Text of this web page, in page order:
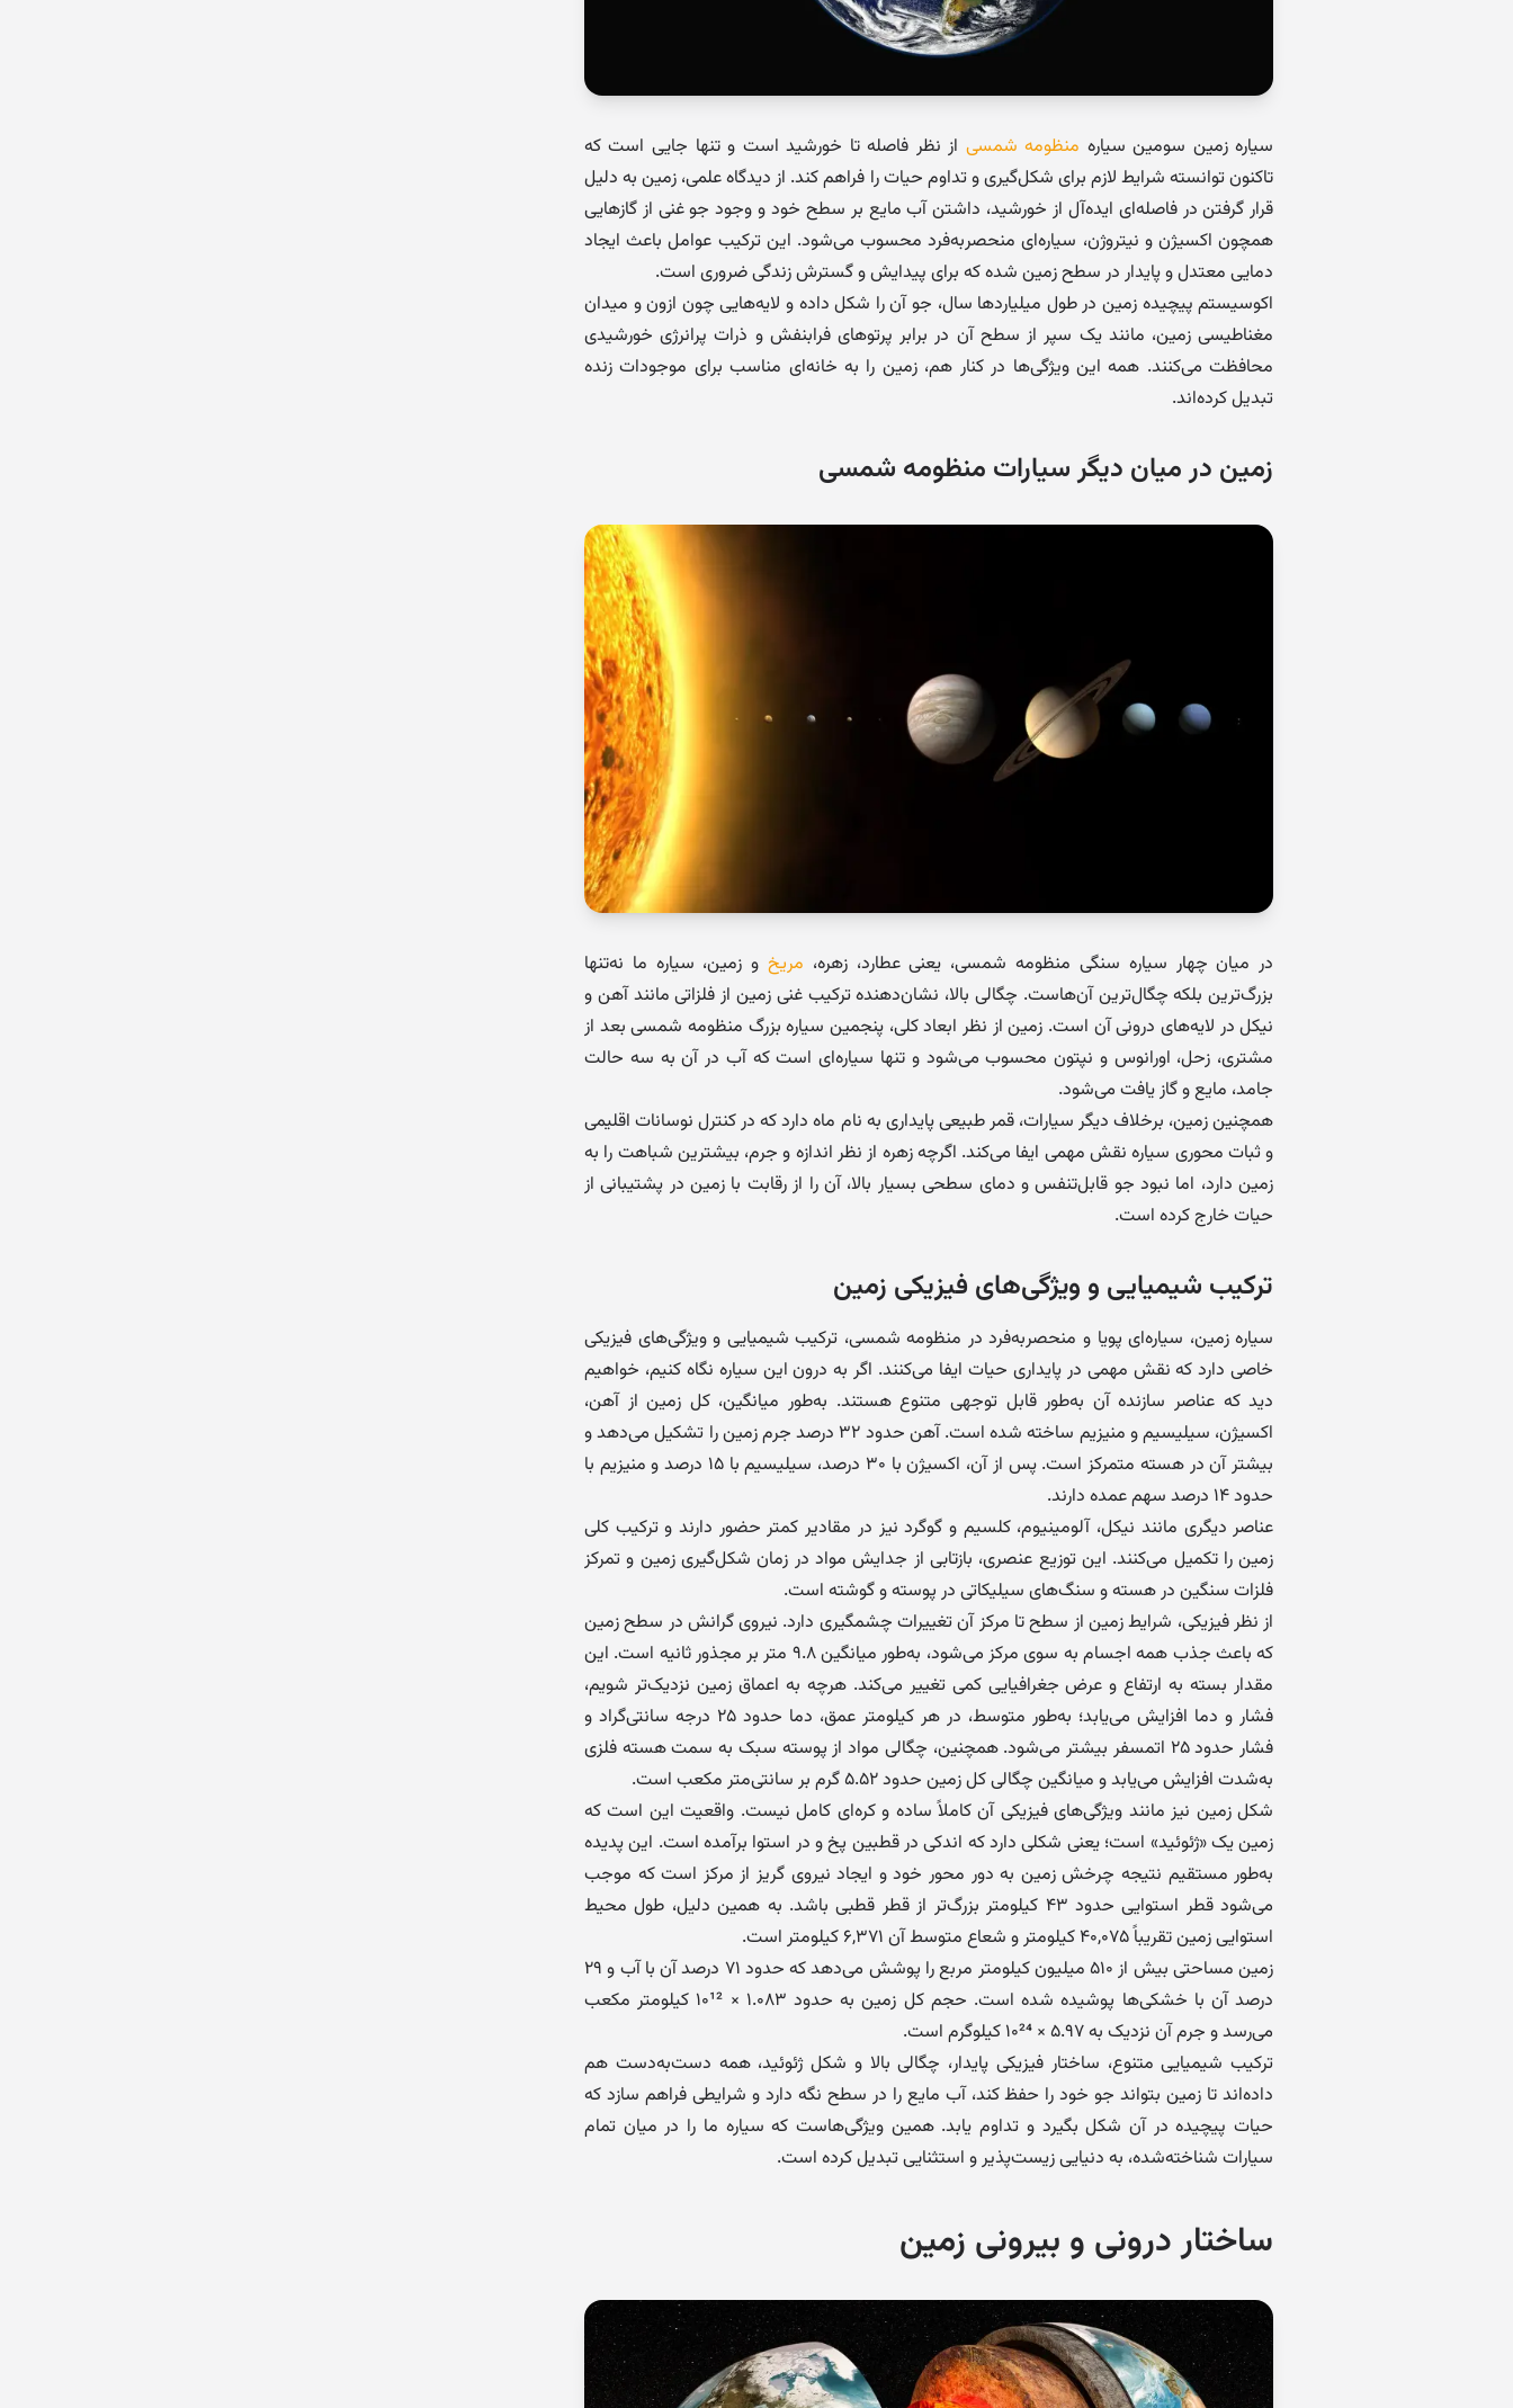
سیاره زمین سومین سیاره منظومه شمسی از نظر فاصله تا خورشید است و تنها جایی است که
تاکنون توانسته شرایط لازم برای شکل‌گیری و تداوم حیات را فراهم کند. از دیدگاه علمی، زمین به دلیل
قرار گرفتن در فاصله‌ای ایده‌آل از خورشید، داشتن آب مایع بر سطح خود و وجود جو غنی از گازهایی
همچون اکسیژن و نیتروژن، سیاره‌ای منحصربه‌فرد محسوب می‌شود. این ترکیب عوامل باعث ایجاد
دمایی معتدل و پایدار در سطح زمین شده که برای پیدایش و گسترش زندگی ضروری است.
اکوسیستم پیچیده زمین در طول میلیاردها سال، جو آن را شکل داده و لایه‌هایی چون ازون و میدان
مغناطیسی زمین، مانند یک سپر از سطح آن در برابر پرتوهای فرابنفش و ذرات پرانرژی خورشیدی
محافظت می‌کنند. همه این ویژگی‌ها در کنار هم، زمین را به خانه‌ای مناسب برای موجودات زنده
تبدیل کرده‌اند.
زمین در میان دیگر سیارات منظومه شمسی
در میان چهار سیاره سنگی منظومه شمسی، یعنی عطارد، زهره، مریخو زمین، سیاره ما نه‌تنها
بزرگ‌ترین بلکه چگال‌ترین آن‌هاست. چگالی بالا، نشان‌دهنده ترکیب غنی زمین از فلزاتی مانند آهن و
نیکل در لایه‌های درونی آن است. زمین از نظر ابعاد کلی، پنجمین سیاره بزرگ منظومه شمسی بعد از
مشتری، زحل، اورانوس و نپتون محسوب می‌شود و تنها سیاره‌ای است که آب در آن به سه حالت
جامد، مایع و گاز یافت می‌شود.
همچنین زمین، برخلاف دیگر سیارات، قمر طبیعی پایداری به نام ماه دارد که در کنترل نوسانات اقلیمی
و ثبات محوری سیاره نقش مهمی ایفا می‌کند. اگرچه زهره از نظر اندازه و جرم، بیشترین شباهت را به
زمین دارد، اما نبود جو قابل‌تنفس و دمای سطحی بسیار بالا، آن را از رقابت با زمین در پشتیبانی از
حیات خارج کرده است.
ترکیب شیمیایی و ویژگی‌های فیزیکی زمین
سیاره زمین، سیاره‌ای پویا و منحصربه‌فرد در منظومه شمسی، ترکیب شیمیایی و ویژگی‌های فیزیکی
خاصی دارد که نقش مهمی در پایداری حیات ایفا می‌کنند. اگر به درون این سیاره نگاه کنیم، خواهیم
دید که عناصر سازنده آن به‌طور قابل توجهی متنوع هستند. به‌طور میانگین، کل زمین از آهن،
اکسیژن، سیلیسیم و منیزیم ساخته شده است. آهن حدود ۳۲ درصد جرم زمین را تشکیل می‌دهد و
بیشتر آن در هسته متمرکز است. پس از آن، اکسیژن با ۳۰ درصد، سیلیسیم با ۱۵ درصد و منیزیم با
حدود ۱۴ درصد سهم عمده دارند.
عناصر دیگری مانند نیکل، آلومینیوم، کلسیم و گوگرد نیز در مقادیر کمتر حضور دارند و ترکیب کلی
زمین را تکمیل می‌کنند. این توزیع عنصری، بازتابی از جدایش مواد در زمان شکل‌گیری زمین و تمرکز
فلزات سنگین در هسته و سنگ‌های سیلیکاتی در پوسته و گوشته است.
از نظر فیزیکی، شرایط زمین از سطح تا مرکز آن تغییرات چشمگیری دارد. نیروی گرانش در سطح زمین
که باعث جذب همه اجسام به سوی مرکز می‌شود، به‌طور میانگین ۹.۸ متر بر مجذور ثانیه است. این
مقدار بسته به ارتفاع و عرض جغرافیایی کمی تغییر می‌کند. هرچه به اعماق زمین نزدیک‌تر شویم،
فشار و دما افزایش می‌یابد؛ به‌طور متوسط، در هر کیلومتر عمق، دما حدود ۲۵ درجه سانتی‌گراد و
فشار حدود ۲۵ اتمسفر بیشتر می‌شود. همچنین، چگالی مواد از پوسته سبک به سمت هسته فلزی
به‌شدت افزایش می‌یابد و میانگین چگالی کل زمین حدود ۵.۵۲ گرم بر سانتی‌متر مکعب است.
شکل زمین نیز مانند ویژگی‌های فیزیکی آن کاملاً ساده و کره‌ای کامل نیست. واقعیت این است که
زمین یک «ژئوئید» است؛ یعنی شکلی دارد که اندکی در قطبین پخ و در استوا برآمده است. این پدیده
به‌طور مستقیم نتیجه چرخش زمین به دور محور خود و ایجاد نیروی گریز از مرکز است که موجب
می‌شود قطر استوایی حدود ۴۳ کیلومتر بزرگ‌تر از قطر قطبی باشد. به همین دلیل، طول محیط
استوایی زمین تقریباً ۴۰,۰۷۵ کیلومتر و شعاع متوسط آن ۶,۳۷۱ کیلومتر است.
زمین مساحتی بیش از ۵۱۰ میلیون کیلومتر مربع را پوشش می‌دهد که حدود ۷۱ درصد آن با آب و ۲۹
درصد آن با خشکی‌ها پوشیده شده است. حجم کل زمین به حدود ۱.۰۸۳ × ۱۰¹² کیلومتر مکعب
می‌رسد و جرم آن نزدیک به ۵.۹۷ × ۱۰²⁴ کیلوگرم است.
ترکیب شیمیایی متنوع، ساختار فیزیکی پایدار، چگالی بالا و شکل ژئوئید، همه دست‌به‌دست هم
داده‌اند تا زمین بتواند جو خود را حفظ کند، آب مایع را در سطح نگه دارد و شرایطی فراهم سازد که
حیات پیچیده در آن شکل بگیرد و تداوم یابد. همین ویژگی‌هاست که سیاره ما را در میان تمام
سیارات شناخته‌شده، به دنیایی زیست‌پذیر و استثنایی تبدیل کرده است.
ساختار درونی و بیرونی زمین